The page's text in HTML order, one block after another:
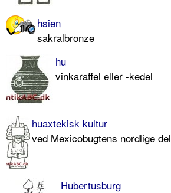
hsien
sakralbronze
hu
vinkaraffel eller -kedel
huaxtekisk kultur
ved Mexicobugtens nordlige del
Hubertusburg